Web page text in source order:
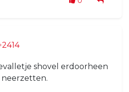
shovel erdoorheen
neerzetten.